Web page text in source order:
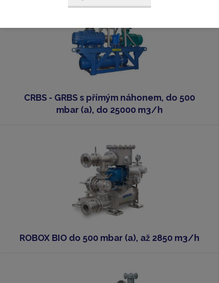
CRBS - GRBS s přímým náhonem, do 500
mbar (a), do 25000 m3/h
ROBOX BIO do 500 mbar (a), až 2850 m3/h